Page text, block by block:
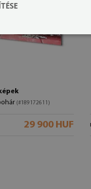
(#189172611)
29 900 HUF